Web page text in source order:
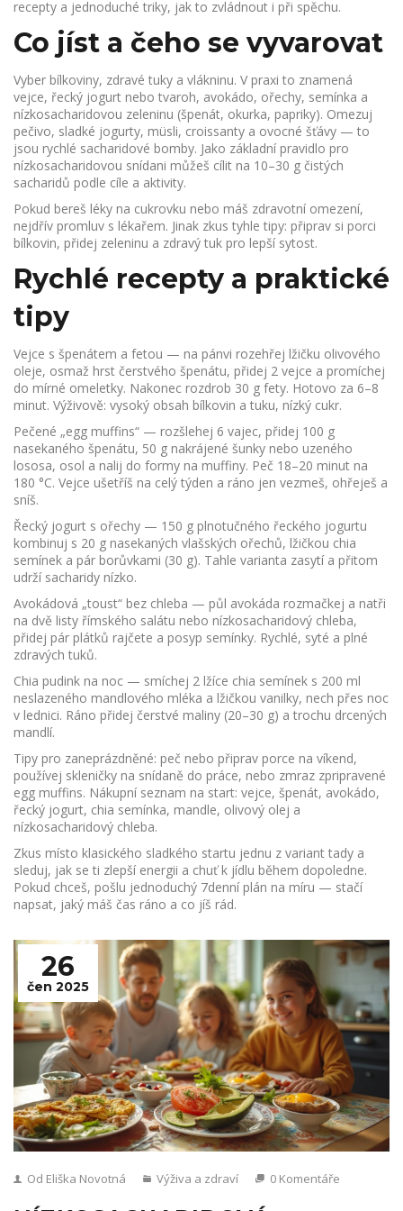
recepty a jednoduché triky, jak to zvládnout i při spěchu.
Co jíst a čeho se vyvarovat
Vyber bílkoviny, zdravé tuky a vlákninu. V praxi to znamená
vejce, řecký jogurt nebo tvaroh, avokádo, ořechy, semínka a
nízkosacharidovou zeleninu (špenát, okurka, papriky). Omezuj
pečivo, sladké jogurty, müsli, croissanty a ovocné šťávy — to
jsou rychlé sacharidové bomby. Jako základní pravidlo pro
nízkosacharidovou snídani můžeš cílit na 10–30 g čistých
sacharidů podle cíle a aktivity.
Pokud bereš léky na cukrovku nebo máš zdravotní omezení,
nejdřív promluv s lékařem. Jinak zkus tyhle tipy: připrav si porci
bílkovin, přidej zeleninu a zdravý tuk pro lepší sytost.
Rychlé recepty a praktické
tipy
Vejce s špenátem a fetou — na pánvi rozehřej lžičku olivového
oleje, osmaž hrst čerstvého špenátu, přidej 2 vejce a promíchej
do mírné omeletky. Nakonec rozdrob 30 g fety. Hotovo za 6–8
minut. Výživově: vysoký obsah bílkovin a tuku, nízký cukr.
Pečené „egg muffins“ — rozšlehej 6 vajec, přidej 100 g
nasekaného špenátu, 50 g nakrájené šunky nebo uzeného
lososa, osol a nalij do formy na muffiny. Peč 18–20 minut na
180 °C. Vejce ušetříš na celý týden a ráno jen vezmeš, ohřeješ a
sníš.
Řecký jogurt s ořechy — 150 g plnotučného řeckého jogurtu
kombinuj s 20 g nasekaných vlašských ořechů, lžičkou chia
semínek a pár borůvkami (30 g). Tahle varianta zasytí a přitom
udrží sacharidy nízko.
Avokádová „toust“ bez chleba — půl avokáda rozmačkej a natři
na dvě listy římského salátu nebo nízkosacharidový chleba,
přidej pár plátků rajčete a posyp semínky. Rychlé, syté a plné
zdravých tuků.
Chia pudink na noc — smíchej 2 lžíce chia semínek s 200 ml
neslazeného mandlového mléka a lžičkou vanilky, nech přes noc
v lednici. Ráno přidej čerstvé maliny (20–30 g) a trochu drcených
mandlí.
Tipy pro zaneprázdněné: peč nebo připrav porce na víkend,
používej skleničky na snídaně do práce, nebo zmraz zpripravené
egg muffins. Nákupní seznam na start: vejce, špenát, avokádo,
řecký jogurt, chia semínka, mandle, olivový olej a
nízkosacharidový chleba.
Zkus místo klasického sladkého startu jednu z variant tady a
sleduj, jak se ti zlepší energii a chuť k jídlu během dopoledne.
Pokud chceš, pošlu jednoduchý 7denní plán na míru — stačí
napsat, jaký máš čas ráno a co jíš rád.
26
čen 2025
Od Eliška Novotná Výživa a zdraví 0 Komentáře